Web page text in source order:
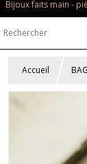
Bijoux faits main -
Accueil